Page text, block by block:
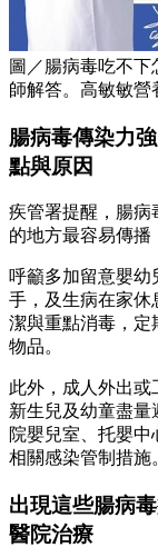
圖／腸病毒吃不
師解答。高敏敏營
腸病毒傳染力
點與原因
疾管署提醒，腸病
的地方最容易傳播
呼籲多加留意嬰
手，及生病在家休
潔與重點消毒，定
物品。
此外，成人外出或
新生兒及幼童盡
院嬰兒室、托嬰
相關感染管制措施
出現這些腸病
醫院治療